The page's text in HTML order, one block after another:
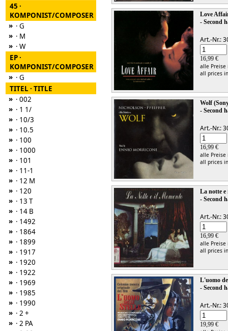
45 ·
KOMPONIST/COMPOSER
» · G
» · M
» · W
EP ·
KOMPONIST/COMPOSER
» · G
TITEL · TITLE
» · 002
» · 1 1/
» · 10/3
» · 10.5
» · 100
» · 1000
» · 101
» · 11-1
» · 12 M
» · 120
» · 13 T
» · 14 B
» · 1492
» · 1864
» · 1899
» · 1917
» · 1920
» · 1922
» · 1969
» · 1985
» · 1990
» · 2 +
» · 2 PA
Love
- Second
Art.-Nr.:
16,99 €
alle
all prices
Wolf
- Second
Art.-Nr.:
16,99 €
alle
all prices
La notte
- Second
Art.-Nr.:
16,99 €
alle
all prices
L'uomo
- Second
Art.-Nr.:
19,99 €